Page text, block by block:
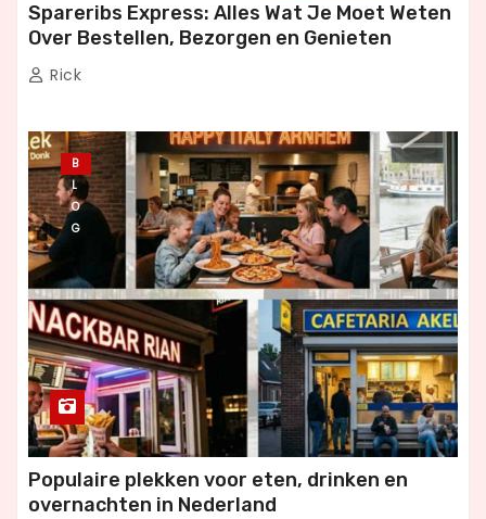
Spareribs Express: Alles Wat Je Moet Weten
Over Bestellen, Bezorgen en Genieten
Rick
B
L
O
G
Populaire plekken voor eten, drinken en
overnachten in Nederland